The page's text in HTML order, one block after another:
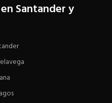
Santander y